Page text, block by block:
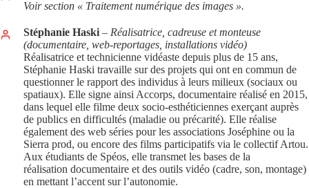
Voir section « Traitement numérique des images ».
Stéphanie Haski – Réalisatrice, cadreuse et monteuse
(documentaire, web-reportages, installations vidéo)
Réalisatrice et technicienne vidéaste depuis plus de 15 ans,
Stéphanie Haski travaille sur des projets qui ont en commun de
questionner le rapport des individus à leurs milieux (sociaux ou
spatiaux). Elle signe ainsi Accorps, documentaire réalisé en 2015,
dans lequel elle filme deux socio-esthéticiennes exerçant auprès
de publics en difficultés (maladie ou précarité). Elle réalise
également des web séries pour les associations Joséphine ou la
Sierra prod, ou encore des films participatifs via le collectif Artou.
Aux étudiants de Spéos, elle transmet les bases de la
réalisation documentaire et des outils vidéo (cadre, son, montage)
en mettant l’accent sur l’autonomie.